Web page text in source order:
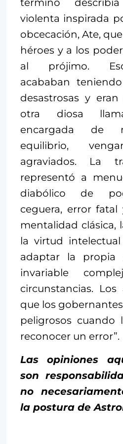
término
violenta inspirada
obcecación, Ate,
héroes y a los
al prójimo.
acababan
desastrosas y
otra diosa
encargada de
equilibrio,
agraviados. La
representó a
diabólico de
ceguera, error fatal
mentalidad clásica,
la virtud intelectual
adaptar la propia
invariable
circunstancias.
que los
peligrosos cuando
reconocer un error”.
Las opiniones
son
no
la postura de